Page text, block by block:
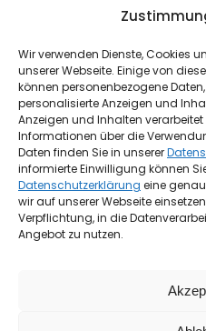
Wir verwenden Dienste, Cookies
unserer Webseite. Einige von
können personenbezogene
personalisierte Anzeigen und
Anzeigen und Inhalten verarbeitet
Informationen über die
Daten finden Sie in unserer
informierte Einwilligung können
Datenschutzerklärung eine
wir auf unserer Webseite
Verpflichtung, in die
Angebot zu nutzen.
zentrale Grundlage
Deutschland und
Eigentümerinnen
was ändert sich
die 65-Prozent-
bereits, wo kommen
zum Tragen?